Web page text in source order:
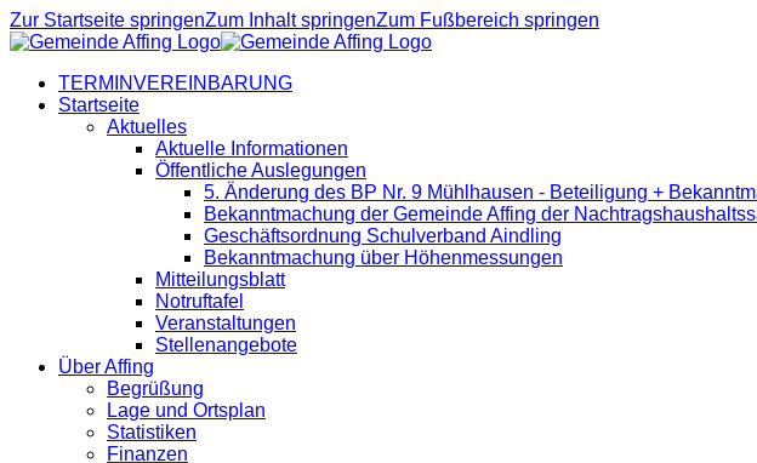
Zur Startseite springenZum Inhalt springenZum Fußbereich springen
TERMINVEREINBARUNG
Startseite
Aktuelles
Aktuelle Informationen
Öffentliche Auslegungen
5. Änderung des BP Nr. 9 Mühlhausen - Beteiligung +
Bekanntmachung der Gemeinde Affing der
Geschäftsordnung Schulverband Aindling
Bekanntmachung über Höhenmessungen
Mitteilungsblatt
Notruftafel
Veranstaltungen
Stellenangebote
Über Affing
Begrüßung
Lage und Ortsplan
Statistiken
Finanzen